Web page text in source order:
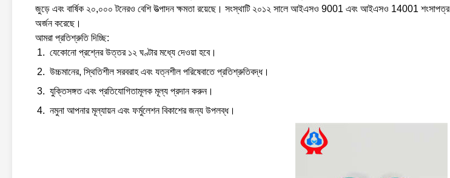
জুড়ে এবং বার্ষিক ২০,০০০ টনেরও বেশি উত্পাদন ক্ষমতা রয়েছে। সংস্থাটি ২০১২ সালে আইএসও 9001 এবং আইএসও 14001 শংসাপত্র
অর্জন করেছে।
আমরা প্রতিশ্রুতি দিচ্ছি:
যেকোনো প্রশ্নের উত্তর ১২ ঘণ্টার মধ্যে দেওয়া হবে।
উচ্চমানের, স্থিতিশীল সরবরাহ এবং যত্নশীল পরিষেবাতে প্রতিশ্রুতিবদ্ধ।
যুক্তিসঙ্গত এবং প্রতিযোগিতামূলক মূল্য প্রদান করুন।
নমুনা আপনার মূল্যায়ন এবং ফর্মুলেশন বিকাশের জন্য উপলব্ধ।